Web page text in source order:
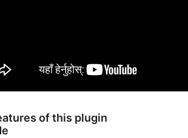
of this plugin